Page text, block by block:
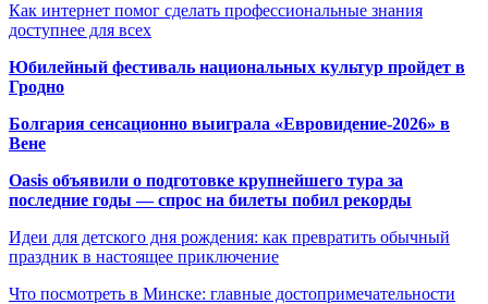
Как интернет помог сделать профессиональные знания
доступнее для всех
Юбилейный фестиваль национальных культур пройдет в
Гродно
Болгария сенсационно выиграла «Евровидение-2026» в
Вене
Oasis объявили о подготовке крупнейшего тура за
последние годы — спрос на билеты побил рекорды
Идеи для детского дня рождения: как превратить обычный
праздник в настоящее приключение
Что посмотреть в Минске: главные достопримечательности